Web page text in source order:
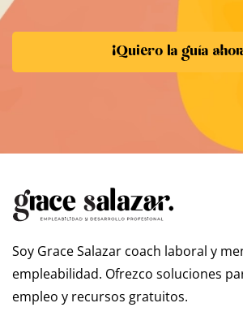
¡Quiero la guía
Soy Grace Salazar coach laboral y
empleabilidad. Ofrezco soluciones
empleo y recursos gratuitos.